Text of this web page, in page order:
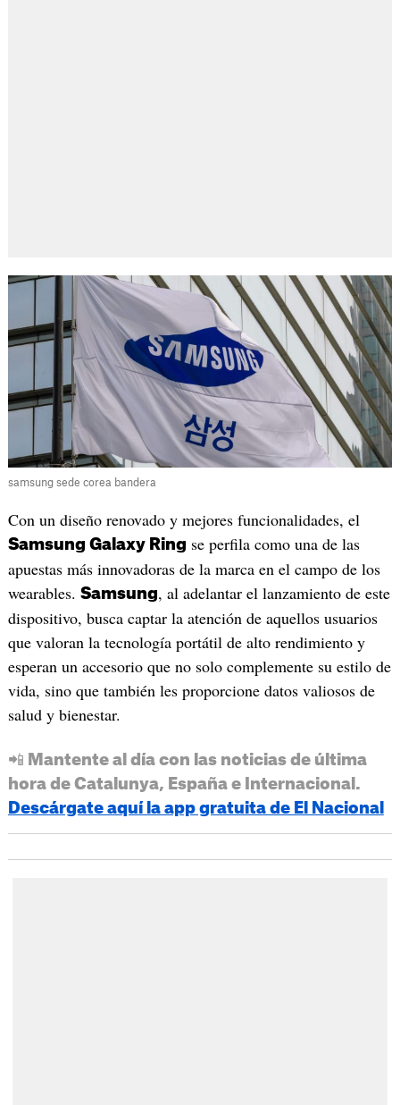
samsung sede corea bandera
Con un diseño renovado y mejores funcionalidades, el
Samsung Galaxy Ring se perfila como una de las
apuestas más innovadoras de la marca en el campo de los
wearables. Samsung, al adelantar el lanzamiento de este
dispositivo, busca captar la atención de aquellos usuarios
que valoran la tecnología portátil de alto rendimiento y
esperan un accesorio que no solo complemente su estilo de
vida, sino que también les proporcione datos valiosos de
salud y bienestar.
📲 Mantente al día con las noticias de última
hora de Catalunya, España e Internacional.
Descárgate aquí la app gratuita de El Nacional